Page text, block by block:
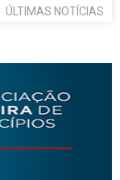
ÚLTIMAS NOTÍCIAS